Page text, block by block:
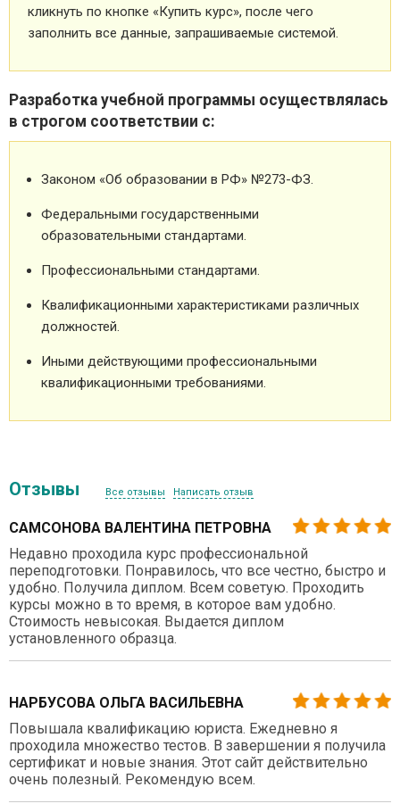
кликнуть по кнопке «Купить курс», после чего
заполнить все данные, запрашиваемые системой.
Разработка учебной программы осуществлялась
в строгом соответствии с:
Законом «Об образовании в РФ» №273-ФЗ.
Федеральными государственными
образовательными стандартами.
Профессиональными стандартами.
Квалификационными характеристиками различных
должностей.
Иными действующими профессиональными
квалификационными требованиями.
Отзывы Все отзывы Написать отзыв
САМСОНОВА ВАЛЕНТИНА ПЕТРОВНА
Недавно проходила курс профессиональной
переподготовки. Понравилось, что все честно, быстро и
удобно. Получила диплом. Всем советую. Проходить
курсы можно в то время, в которое вам удобно.
Стоимость невысокая. Выдается диплом
установленного образца.
НАРБУСОВА ОЛЬГА ВАСИЛЬЕВНА
Повышала квалификацию юриста. Ежедневно я
проходила множество тестов. В завершении я получила
сертификат и новые знания. Этот сайт действительно
очень полезный. Рекомендую всем.